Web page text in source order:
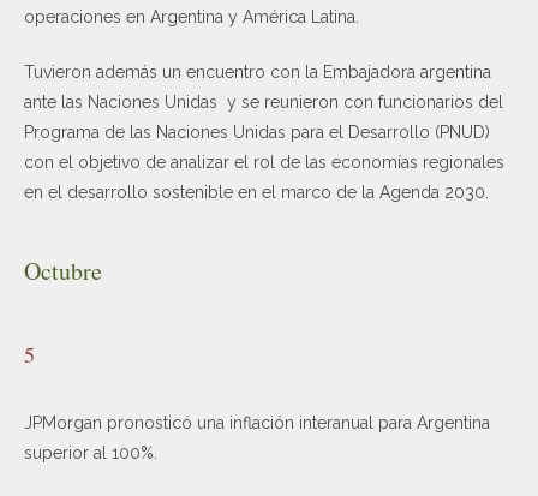
operaciones en Argentina y América Latina.
Tuvieron además un encuentro con la Embajadora argentina
ante las Naciones Unidas y se reunieron con funcionarios del
Programa de las Naciones Unidas para el Desarrollo (PNUD)
con el objetivo de analizar el rol de las economías regionales
en el desarrollo sostenible en el marco de la Agenda 2030.
Octubre
5
JPMorgan pronosticó una inflación interanual para Argentina
superior al 100%.